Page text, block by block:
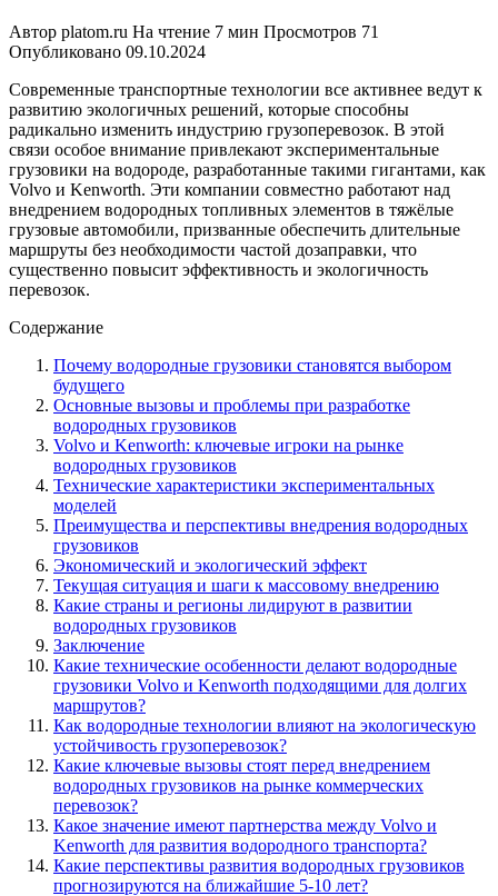
Автор platom.ru На чтение 7 мин Просмотров 71
Опубликовано 09.10.2024
Современные транспортные технологии все активнее ведут к
развитию экологичных решений, которые способны
радикально изменить индустрию грузоперевозок. В этой
связи особое внимание привлекают экспериментальные
грузовики на водороде, разработанные такими гигантами, как
Volvo и Kenworth. Эти компании совместно работают над
внедрением водородных топливных элементов в тяжёлые
грузовые автомобили, призванные обеспечить длительные
маршруты без необходимости частой дозаправки, что
существенно повысит эффективность и экологичность
перевозок.
Содержание
Почему водородные грузовики становятся выбором
будущего
Основные вызовы и проблемы при разработке
водородных грузовиков
Volvo и Kenworth: ключевые игроки на рынке
водородных грузовиков
Технические характеристики экспериментальных
моделей
Преимущества и перспективы внедрения водородных
грузовиков
Экономический и экологический эффект
Текущая ситуация и шаги к массовому внедрению
Какие страны и регионы лидируют в развитии
водородных грузовиков
Заключение
Какие технические особенности делают водородные
грузовики Volvo и Kenworth подходящими для долгих
маршрутов?
Как водородные технологии влияют на экологическую
устойчивость грузоперевозок?
Какие ключевые вызовы стоят перед внедрением
водородных грузовиков на рынке коммерческих
перевозок?
Какое значение имеют партнерства между Volvo и
Kenworth для развития водородного транспорта?
Какие перспективы развития водородных грузовиков
прогнозируются на ближайшие 5-10 лет?